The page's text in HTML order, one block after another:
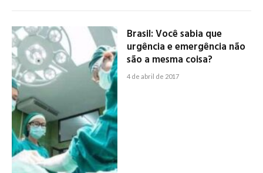
Brasil: Você sabia que
urgência e emergência não
são a mesma coisa?
4 de abril de 2017